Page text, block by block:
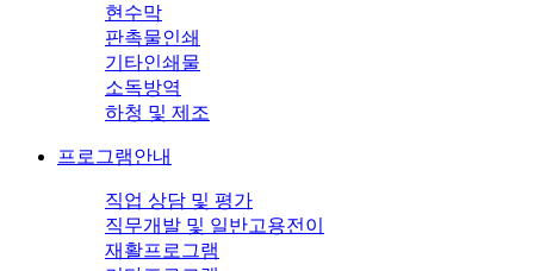
현수막
판촉물인쇄
기타인쇄물
소독방역
하청 및 제조
프로그램안내
직업 상담 및 평가
직무개발 및 일반고용전이
재활프로그램